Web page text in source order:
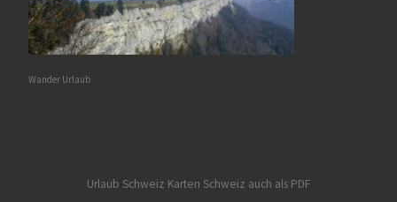
Wander Urlaub
Urlaub Schweiz Karten Schweiz auch als PDF